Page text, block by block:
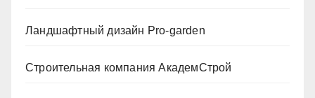
Ландшафтный дизайн Pro-garden
Строительная компания АкадемСтрой